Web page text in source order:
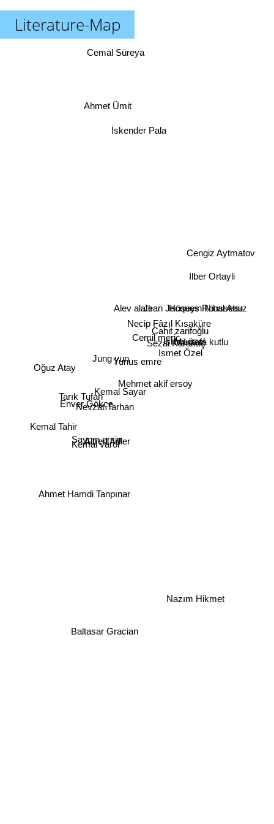
Literature-Map
Yunus emre
Alev alatlı
Mehmet akif ersoy
Kemal Sayar
Nevzat Tarhan
Cemil meriç
Jung yun
Alfred Adler
Necip Fâzıl Kısaküre
Sezai Karakoç
Saygın ersin
Enver Gökçe
Kemal varol
Ismet Özel
Cahit zarifoğlu
Jean Jacques Rousseau
İsmet özel
Tarık Tufan
Mustafa kutlu
Baltasar Gracian
Hüseyin Nihal Atsız
Ilber Ortayli
İskender Pala
Ahmet Ümit
Kemal Tahir
Ahmet Hamdi Tanpınar
Nazım Hikmet
Cengiz Aytmatov
Cemal Süreya
Oğuz Atay